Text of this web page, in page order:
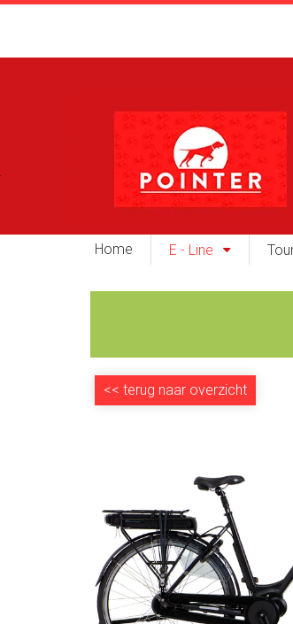
Home E - Line
<< terug naar overzicht